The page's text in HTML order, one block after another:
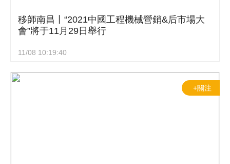
移師南昌丨“2021中國工程機械營銷&后市場大
會”將于11月29日舉行
11/08 10:19:40
+關注